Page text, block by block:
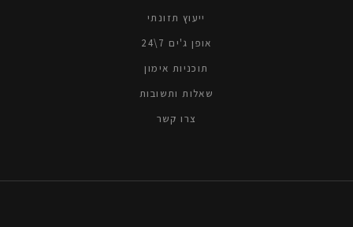
ייעוץ תזונתי
אופן ג'ים 7\24
תוכניות אימון
שאלות ותשובות
צרו קשר